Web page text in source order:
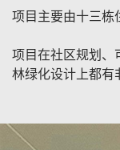
项目主要由十三栋
项目在社区规划、
林绿化设计上都有